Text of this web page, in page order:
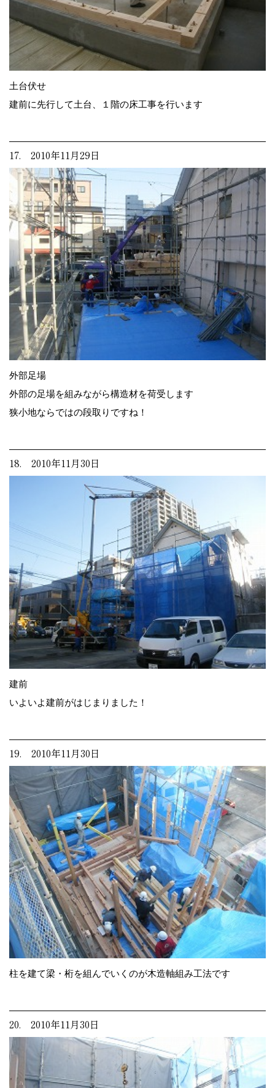
土台伏せ
建前に先行して土台、１階の床工事を行います
17. 2010年11月29日
外部足場
外部の足場を組みながら構造材を荷受します
狭小地ならではの段取りですね！
18. 2010年11月30日
建前
いよいよ建前がはじまりました！
19. 2010年11月30日
柱を建て梁・桁を組んでいくのが木造軸組み工法です
20. 2010年11月30日